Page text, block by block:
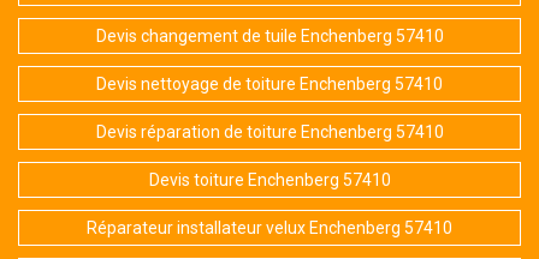
Devis changement de tuile Enchenberg 57410
Devis nettoyage de toiture Enchenberg 57410
Devis réparation de toiture Enchenberg 57410
Devis toiture Enchenberg 57410
Réparateur installateur velux Enchenberg 57410